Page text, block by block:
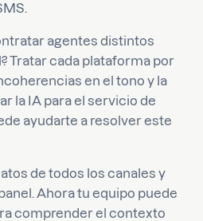
agentes distintos
Tratar cada plataforma por
en el tono y la
la IA para el servicio de
ayudarte a resolver este
de todos los canales y
Ahora tu equipo puede
comprender el contexto